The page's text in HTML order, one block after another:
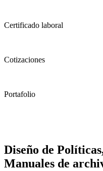
Certificado laboral
Cotizaciones
Portafolio
Diseño de
Manuales de